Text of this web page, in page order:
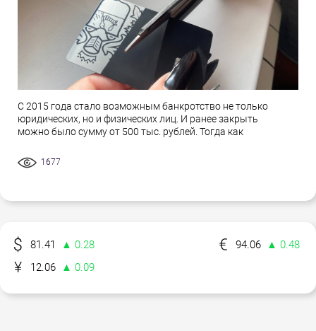
С 2015 года стало возможным банкротство не только
юридических, но и физических лиц. И ранее закрыть
можно было сумму от 500 тыс. рублей. Тогда как
1677
81.41 ▲ 0.28 94.06
▲ 0.48
12.06
▲ 0.09